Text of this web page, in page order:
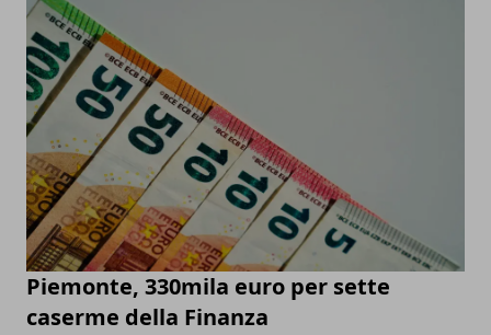
Piemonte, 330mila euro per sette
caserme della Finanza